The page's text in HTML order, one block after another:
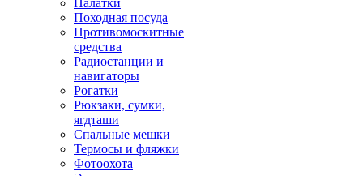
Палатки
Походная посуда
Противомоскитные
средства
Радиостанции и
навигаторы
Рогатки
Рюкзаки, сумки,
ягдташи
Спальные мешки
Термосы и фляжки
Фотоохота